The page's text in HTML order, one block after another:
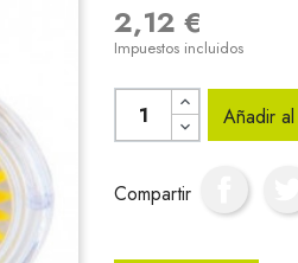
2,12 €
Impuestos incluidos
Añadir
Compartir